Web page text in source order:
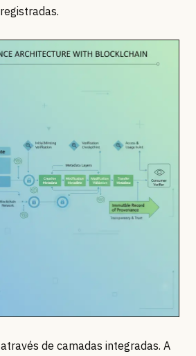
de camadas integradas. A